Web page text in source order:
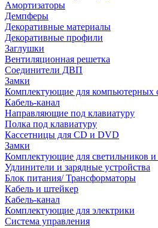
Амортизаторы
Демпферы
Декоративные материалы
Декоративные профили
Заглушки
Вентиляционная решетка
Соединители ДВП
Замки
Комплектующие для компьютерных
Кабель-канал
Направляющие под клавиатуру
Полка под клавиатуру
Кассетницы для CD и DVD
Замки
Комплектующие для светильников и
Удлинители и зарядные устройства
Блок питания/ Трансформаторы
Кабель и штейкер
Кабель-канал
Комплектующие для электрики
Система управления